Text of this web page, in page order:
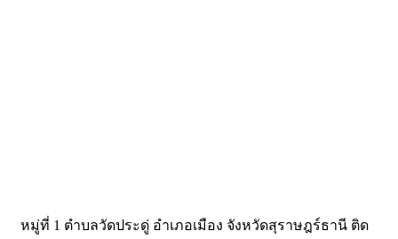
หมู่ที่ 1 ตำบลวัดประดู่ อำเภอเมือง จังหวัดสุราษฎร์ธานี ติด